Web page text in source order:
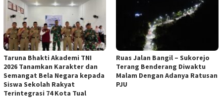
Taruna Bhakti Akademi TNI
2026 Tanamkan Karakter dan
Semangat Bela Negara kepada
Siswa Sekolah Rakyat
Terintegrasi 74 Kota Tual
Ruas Jalan Bangil – Sukorejo
Terang Benderang Diwaktu
Malam Dengan Adanya Ratusan
PJU